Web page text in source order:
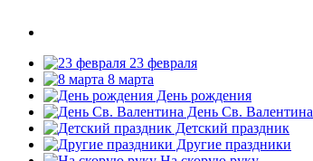
23 февраля
8 марта
День рождения
День Св. Валентина
Детский праздник
Другие праздники